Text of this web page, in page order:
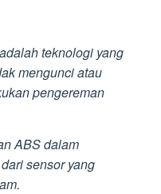
teknologi yang
mengunci atau
pengereman
ABS dalam
sensor yang